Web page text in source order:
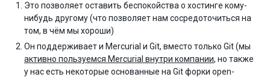
Это позволяет оставить беспокойства о хостинге кому-
нибудь другому (что позволяет нам сосредоточиться на
том, в чём мы хороши)
Он поддерживает и Mercurial и Git, вместо только Git (мы
активно пользуемся Mercurial внутри компании, но также
у нас есть некоторые основанные на Git форки open-